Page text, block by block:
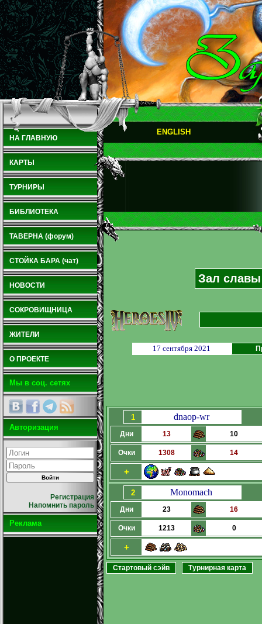
НА ГЛАВНУЮ
КАРТЫ
ТУРНИРЫ
БИБЛИОТЕКА
ТАВЕРНА (форум)
СТОЙКА БАРА (чат)
НОВОСТИ
СОКРОВИЩНИЦА
ЖИТЕЛИ
О ПРОЕКТЕ
Мы в соц. сетях
Авторизация
Регистрация
Напомнить пароль
Реклама
ENGLISH
Зал
17 сентября 2021
1 dnaop-wr
Дни 13 10
Очки 1308 14
+
2 Monomach
Дни 23 16
Очки 1213 0
+
Стартовый сэйв Турнирная карта